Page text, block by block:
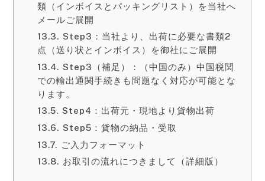
類（インボイスとパッキングリスト）を当社へ
メールご展開
Step3：当社より、出荷に必要な書類2
点（送り状とインボイス）を御社にご展開
Step3（補足）：（中国のみ）中国税関
での輸出通関手続きも問題なく対応が可能とな
ります。
Step4：出荷元・現地より貨物出荷
Step5：貨物の納品・受取
ご入力フォーマット
お取引の流れにつきまして（詳細版）